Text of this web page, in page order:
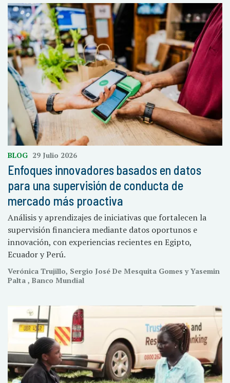
BLOG 29 Julio 2026
Enfoques innovadores basados en datos
para una supervisión de conducta de
mercado más proactiva
Análisis y aprendizajes de iniciativas que fortalecen la
supervisión financiera mediante datos oportunos e
innovación, con experiencias recientes en Egipto,
Ecuador y Perú.
Verónica Trujillo, Sergio José De Mesquita Gomes y Yasemin
Palta , Banco Mundial